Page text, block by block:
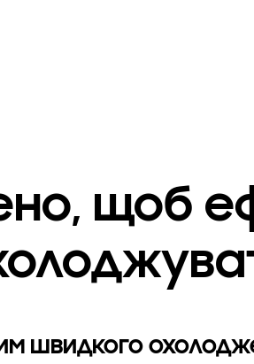
щоб
швидкого